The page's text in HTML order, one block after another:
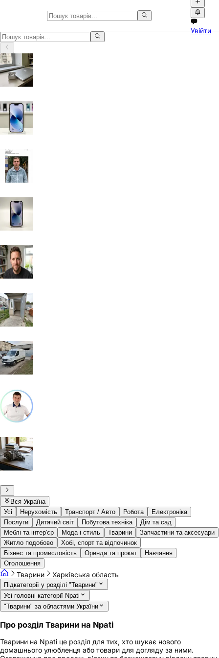
Тварини у Харківська область
Тварини у Харківська область: оголошення з фото, відео та
Увійти
Вся Україна
Усі
Нерухомість Транспорт / Авто Робота
Електроніка
Послуги
Дитячий світ Побутова техніка
Дім та сад
Меблі та інтер'єр
Мода і стиль Тварини
Запчастини та аксесуари
Житло подобово
Хобі, спорт та відпочинок
Бізнес та промисловість
Оренда та прокат
Навчання
Оголошення
Тварини Харківська область
Підкатегорії у розділі "Тварини"
Усі головні категорії Npati
"Тварини" за областями України
Про розділ Тварини на Npati
Тварини на Npati це розділ для тих, хто шукає нового
домашнього улюбленця або товари для догляду за ними.